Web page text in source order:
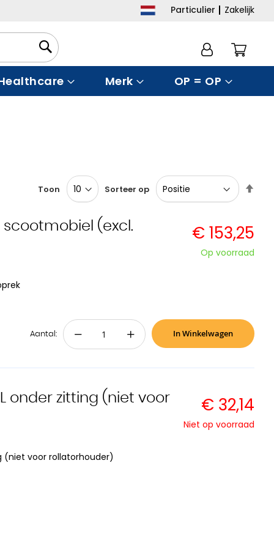
Particulier Zakelijk
Merk OP = OP
Toon Sorteer op
scootmobiel (excl.
€ 153,25
Op voorraad
Aantal: − + In Winkelwagen
onder zitting (niet voor
(niet voor rollatorhouder)
€ 32,14
Niet op voorraad